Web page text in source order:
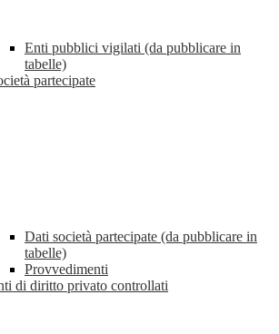
Enti pubblici vigilati (da pubblicare in
tabelle)
partecipate
Dati società partecipate (da pubblicare in
tabelle)
Provvedimenti
di diritto privato controllati